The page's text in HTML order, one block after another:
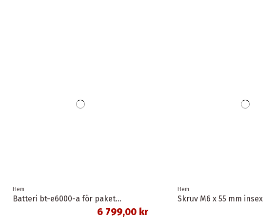
Hem
Batteri bt-e6000-a för pakethållare svart 11,6 ah 418 wh shimano
6 799,00 kr
Hem
Skruv M6 x 55 mm insex